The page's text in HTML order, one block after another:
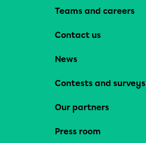
Teams and careers
Contact us
News
Contests and surveys
Our partners
Press room